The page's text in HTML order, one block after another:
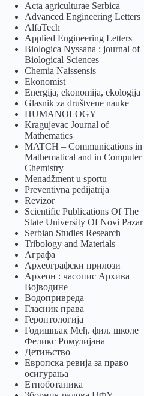
Acta agriculturae Serbica
Advanced Engineering Letters
AlfaTech
Applied Engineering Letters
Biologica Nyssana : journal of
Biological Sciences
Chemia Naissensis
Ekonomist
Energija, ekonomija, ekologija
Glasnik za društvene nauke
HUMANOLOGY
Kragujevac Journal of
Mathematics
MATCH – Communications in
Mathematical and in Computer
Chemistry
Menadžment u sportu
Preventivna pedijatrija
Revizor
Scientific Publications Of The
State University Of Novi Pazar
Serbian Studies Research
Tribology and Materials
Аграфа
Археографски прилози
Археон : часопис Архива
Војводине
Водопривреда
Гласник права
Геронтологија
Годишњак Међ. фил. школе
Феликс Ромулијана
Детињство
Европска ревија за право
осигурања
Eтноботаника